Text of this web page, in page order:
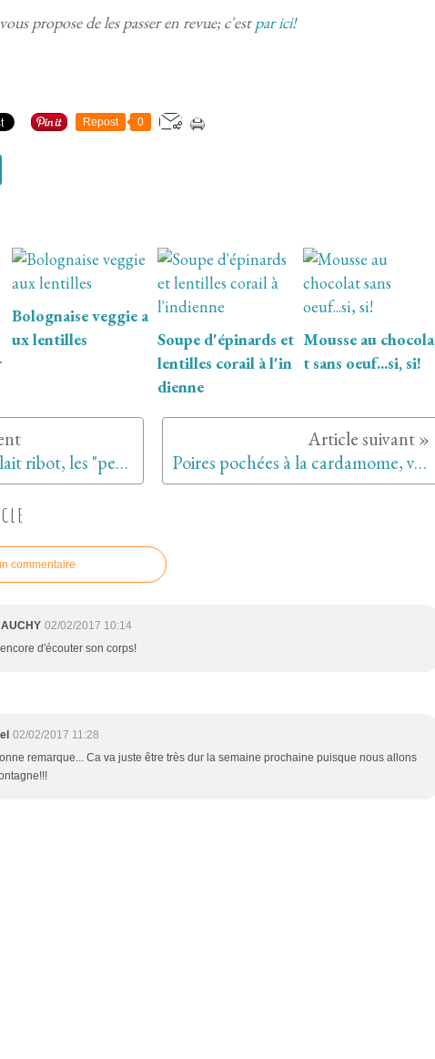
propose de les passer en revue; c'estpar ici!
Repost 0
Bolognaise veggie a
ux lentilles
Soupe d'épinards et
lentilles corail à l'in
dienne
Mousse au chocola
t sans oeuf...si, si!
Les pancakes au lait ribot, les "perfect pancakes", pour changer des classiques crêpes à la chandeleur... Poires pochées à la cardamome, version "Jerusalem" de Yottam Ottolenghi
commentaire
02/02/2017 10:14
d'écouter son corps!
02/02/2017 11:28
remarque... Ca va juste être très dur la semaine prochaine puisque nous allons